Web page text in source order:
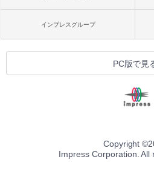
インプレスグループ
PC版で見
Copyright ©
Impress Corporation. All